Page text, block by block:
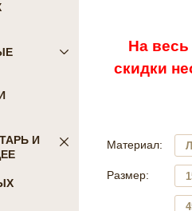
жаккард
"COLORS
И
На весь
скидки
Материал:
Размер: